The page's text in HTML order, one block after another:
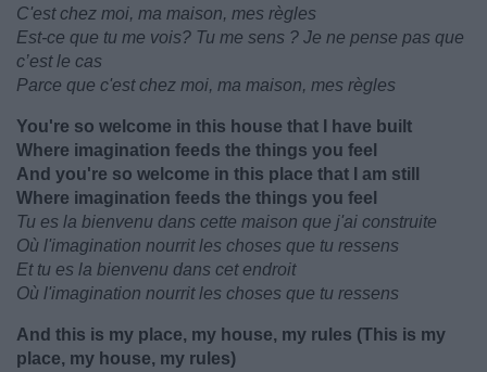
C'est chez moi, ma maison, mes règles
Est-ce que tu me vois? Tu me sens ? Je ne pense pas que
c’est le cas
Parce que c'est chez moi, ma maison, mes règles
You're so welcome in this house that I have built
Where imagination feeds the things you feel
And you're so welcome in this place that I am still
Where imagination feeds the things you feel
Tu es la bienvenu dans cette maison que j'ai construite
Où l'imagination nourrit les choses que tu ressens
Et tu es la bienvenu dans cet endroit
Où l'imagination nourrit les choses que tu ressens
And this is my place, my house, my rules (This is my
place, my house, my rules)